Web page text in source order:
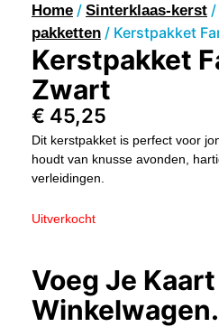
Home / Sinterklaas-kerst /
pakketten / Kerstpakket
Kerstpakket
Zwart
€ 45,25
Dit kerstpakket is perfect voor
houdt van knusse avonden,
verleidingen.
Uitverkocht
Voeg Je
Winkelwagen.